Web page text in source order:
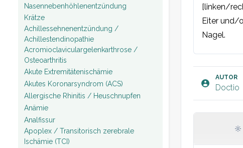
Nasennebenhöhlenentzündung
Krätze
Achillessehnenentzündung /
Achillestendinopathie
Acromioclaviculargelenkarthrose /
Osteoarthritis
Akute Extremitätenischämie
Akutes Koronarsyndrom (ACS)
Allergische Rhinitis / Heuschnupfen
Anämie
Analfissur
Apoplex / Transitorisch zerebrale
Ischämie (TCI)
[linken/
Eiter und/
Nagel.
AUTOR
Doctio